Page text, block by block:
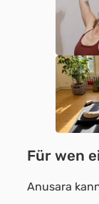
Für wen
Anusara